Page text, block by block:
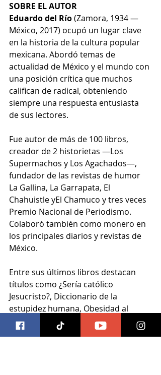
SOBRE EL AUTOR
Eduardo del Río (Zamora, 1934 —
México, 2017) ocupó un lugar clave
en la historia de la cultura popular
mexicana. Abordó temas de
actualidad de México y el mundo con
una posición crítica que muchos
califican de radical, obteniendo
siempre una respuesta entusiasta
de sus lectores.
Fue autor de más de 100 libros,
creador de 2 historietas —Los
Supermachos y Los Agachados—,
fundador de las revistas de humor
La Gallina, La Garrapata, El
Chahuistle yEl Chamuco y tres veces
Premio Nacional de Periodismo.
Colaboró también como monero en
los principales diarios y revistas de
México.
Entre sus últimos libros destacan
títulos como ¿Sería católico
Jesucristo?, Diccionario de la
estupidez humana, Obesidad al
alcance de todos, Sobras encogidas
y seleptas, Herejes, ateos y